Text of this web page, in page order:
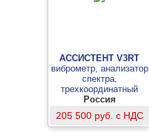
АССИСТЕНТ V3RT
виброметр, анализатор
спектра,
трехкоординатный
(одновременно)
Россия
205 500 руб. с НДС